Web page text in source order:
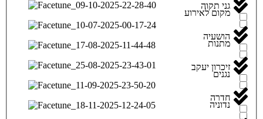
מקום לאירוע
מתנות
נגנים
נדוניה
גני תקוה
הושעיה
זיכרון יעקב
חדרה